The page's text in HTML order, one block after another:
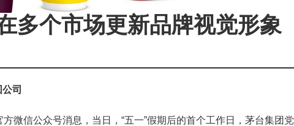
多个市场更新品牌视觉形象
司
微信公众号消息，当日，“五一”假期后的首个工作日，茅台集团党